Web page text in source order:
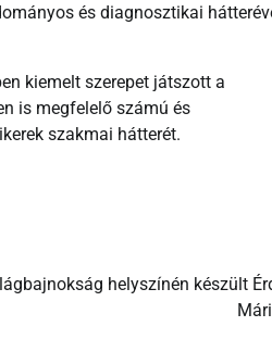
és diagnosztikai
kiemelt szerepet játszott a
is megfelelő számú és
szakmai hátterét.
helyszínén készült